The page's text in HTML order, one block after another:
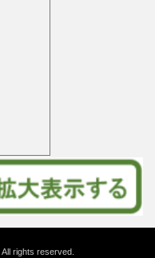
All rights reserved.